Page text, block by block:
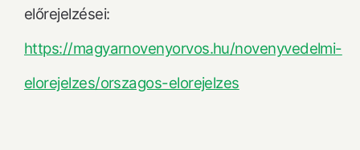
előrejelzései:
https://magyarnovenyorvos.hu/novenyvedelmi-
elorejelzes/orszagos-elorejelzes